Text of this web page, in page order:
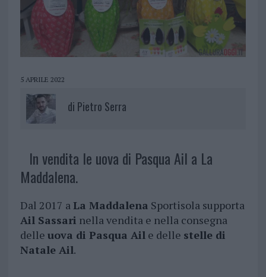
5 APRILE 2022
di Pietro Serra
In vendita le uova di Pasqua Ail a La
Maddalena.
Dal 2017 aLa Maddalena Sportisola supporta
Ail Sassari nella vendita e nella consegna
delle uova di Pasqua Aile delle stelle di
Natale Ail.